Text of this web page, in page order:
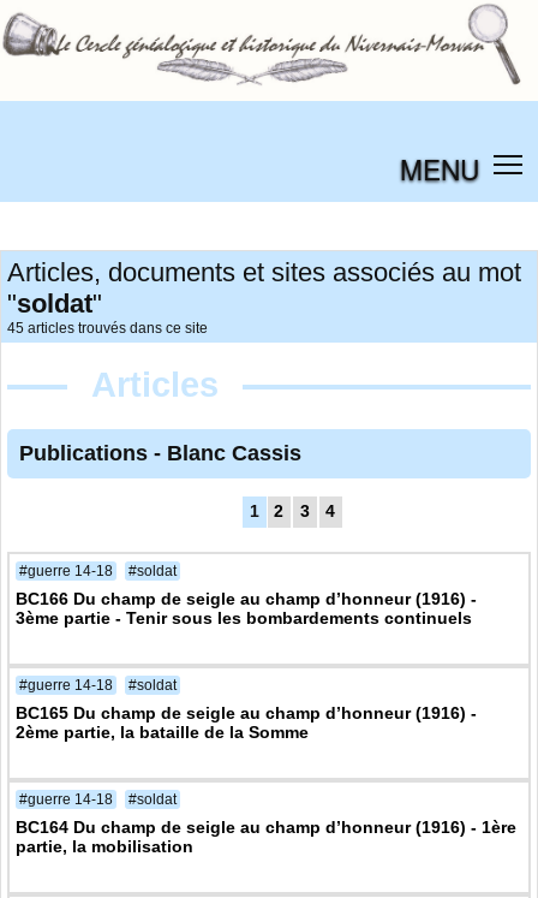
MENU
Articles, documents et sites associés au mot
"soldat"
45 articles trouvés dans ce site
Articles
Publications - Blanc Cassis
1 2 3 4
#guerre 14-18 #soldat
BC166 Du champ de seigle au champ d’honneur (1916) -
3ème partie - Tenir sous les bombardements continuels
#guerre 14-18 #soldat
BC165 Du champ de seigle au champ d’honneur (1916) -
2ème partie, la bataille de la Somme
#guerre 14-18 #soldat
BC164 Du champ de seigle au champ d’honneur (1916) - 1ère
partie, la mobilisation